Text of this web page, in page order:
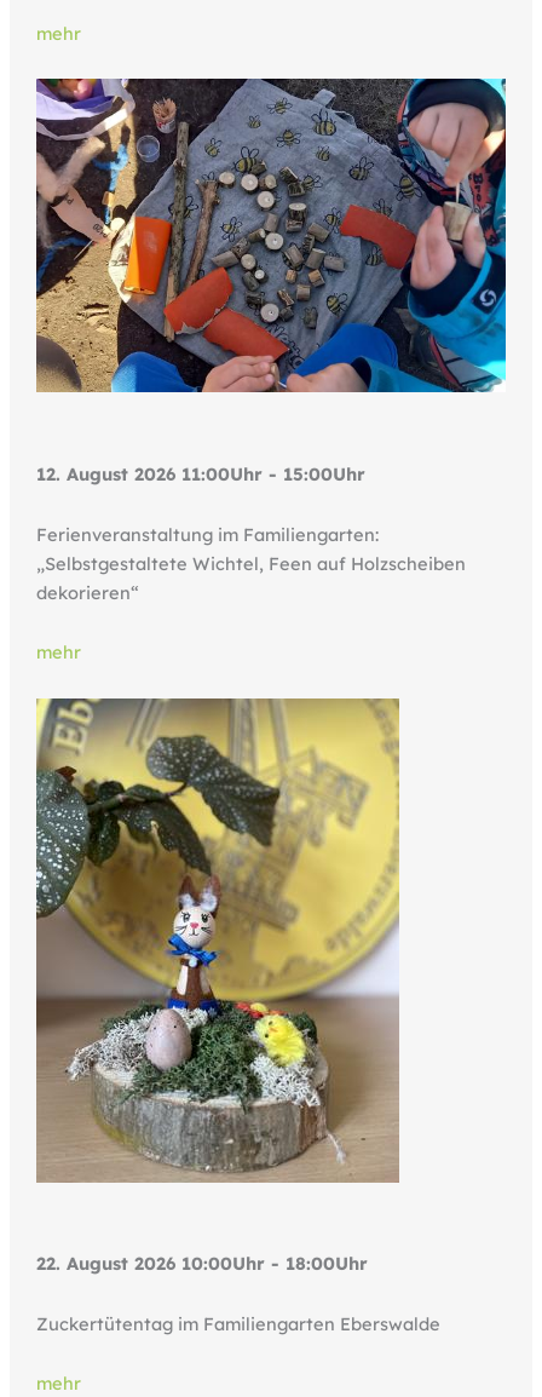
mehr
12. August 2026 11:00Uhr - 15:00Uhr
Ferienveranstaltung im Familiengarten:
„Selbstgestaltete Wichtel, Feen auf Holzscheiben
dekorieren“
mehr
22. August 2026 10:00Uhr - 18:00Uhr
Zuckertütentag im Familiengarten Eberswalde
mehr